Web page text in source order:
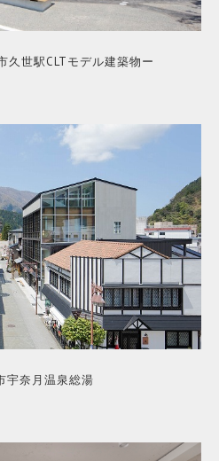
久世駅CLTモデル建築物ー
宇奈月温泉総湯